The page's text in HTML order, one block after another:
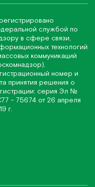
службой по
в сфере связи,
технологий
коммуникаций
номер и
принятия решения о
серия Эл №
- 75674 от 26 апреля
г.